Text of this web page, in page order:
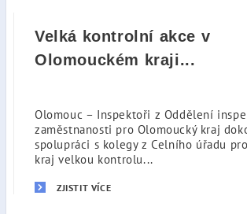
Velká kontrolní akce v
Olomouckém kraji...
Olomouc – Inspektoři z Oddělení
zaměstnanosti pro Olomoucký kraj
spolupráci s kolegy z Celního úřadu
kraj velkou kontrolu...
ZJISTIT VÍCE